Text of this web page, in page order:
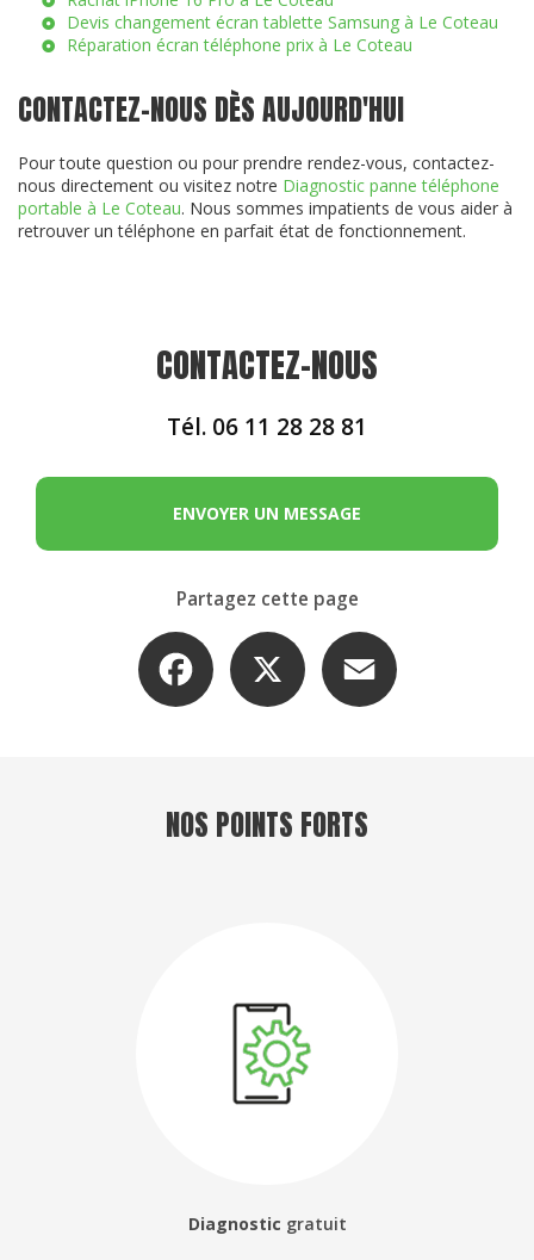
Devis changement écran tablette Samsung à Le Coteau
Réparation écran téléphone prix à Le Coteau
CONTACTEZ-NOUS DÈS AUJOURD'HUI
Pour toute question ou pour prendre rendez-vous, contactez-
nous directement ou visitez notre Diagnostic panne téléphone
portable à Le Coteau. Nous sommes impatients de vous aider à
retrouver un téléphone en parfait état de fonctionnement.
CONTACTEZ-NOUS
Tél. 06 11 28 28 81
ENVOYER UN MESSAGE
Partagez cette page
Facebook
NOS POINTS FORTS
Diagnostic gratuit